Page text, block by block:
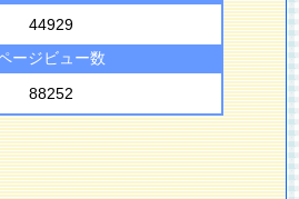
44929
ージビュー数
88252